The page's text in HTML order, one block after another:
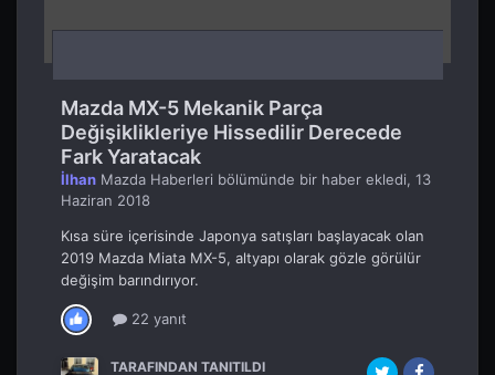
Mazda MX-5 Mekanik Parça
Değişiklikleriye Hissedilir Derecede
Fark Yaratacak
İlhan Mazda Haberleri bölümünde bir haber ekledi, 13
Haziran 2018
Kısa süre içerisinde Japonya satışları başlayacak olan
2019 Mazda Miata MX-5, altyapı olarak gözle görülür
değişim barındırıyor.
22 yanıt
TARAFINDAN TANITILDI